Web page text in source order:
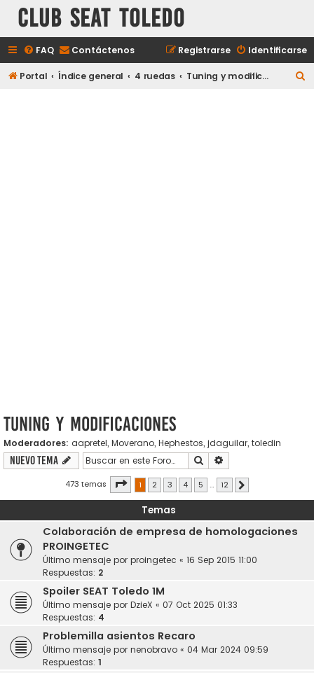
Club Seat Toledo
FAQ Contáctenos Identificarse
Registrarse
Portal Índice general 4 ruedas Tuning y modificaciones
Tuning y modificaciones
Moderadores: aapretel, Moverano, Hephestos, jdaguilar, toledin
Nuevo Tema Buscar
473 temas Página de 12
1 2 3 4 5 … 12
Temas
Colaboración de empresa de homologaciones
PROINGETEC
Último mensaje por proingetec « 16 Sep 2015 11:00
Respuestas: 2
Spoiler SEAT Toledo 1M
Último mensaje por DzieX « 07 Oct 2025 01:33
Respuestas: 4
Problemilla asientos Recaro
Último mensaje por nenobravo « 04 Mar 2024 09:59
Respuestas: 1